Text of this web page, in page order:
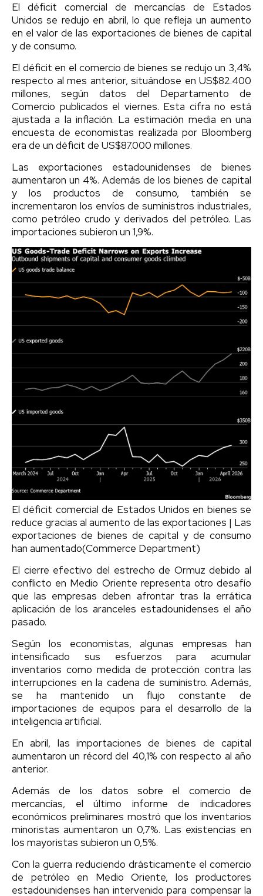
El déficit comercial de mercancías de Estados
Unidos se redujo en abril, lo que refleja un aumento
en el valor de las exportaciones de bienes de capital
y de consumo.
El déficit en el comercio de bienes se redujo un 3,4%
respecto al mes anterior, situándose en US$82.400
millones, según datos del Departamento de
Comercio publicados el viernes. Esta cifra no está
ajustada a la inflación. La estimación media en una
encuesta de economistas realizada por Bloomberg
era de un déficit de US$87.000 millones.
Las exportaciones estadounidenses de bienes
aumentaron un 4%. Además de los bienes de capital
y los productos de consumo, también se
incrementaron los envíos de suministros industriales,
como petróleo crudo y derivados del petróleo. Las
importaciones subieron un 1,9%.
El déficit comercial de Estados Unidos en bienes se
reduce gracias al aumento de las exportaciones | Las
exportaciones de bienes de capital y de consumo
han aumentado(Commerce Department)
El cierre efectivo del estrecho de Ormuz debido al
conflicto en Medio Oriente representa otro desafío
que las empresas deben afrontar tras la errática
aplicación de los aranceles estadounidenses el año
pasado.
Según los economistas, algunas empresas han
intensificado sus esfuerzos para acumular
inventarios como medida de protección contra las
interrupciones en la cadena de suministro. Además,
se ha mantenido un flujo constante de
importaciones de equipos para el desarrollo de la
inteligencia artificial.
En abril, las importaciones de bienes de capital
aumentaron un récord del 40,1% con respecto al año
anterior.
Además de los datos sobre el comercio de
mercancías, el último informe de indicadores
económicos preliminares mostró que los inventarios
minoristas aumentaron un 0,7%. Las existencias en
los mayoristas subieron un 0,5%.
Con la guerra reduciendo drásticamente el comercio
de petróleo en Medio Oriente, los productores
estadounidenses han intervenido para compensar la